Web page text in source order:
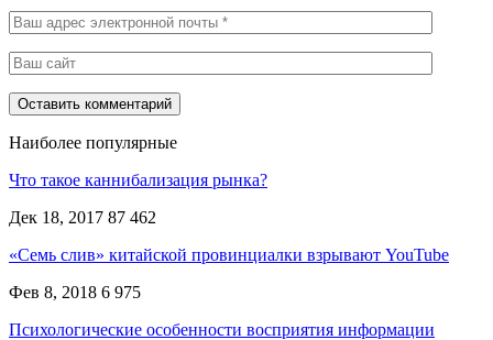
Наиболее популярные
Что такое каннибализация рынка?
Дек 18, 2017 87 462
«Семь слив» китайской провинциалки взрывают YouTube
Фев 8, 2018 6 975
Психологические особенности восприятия информации